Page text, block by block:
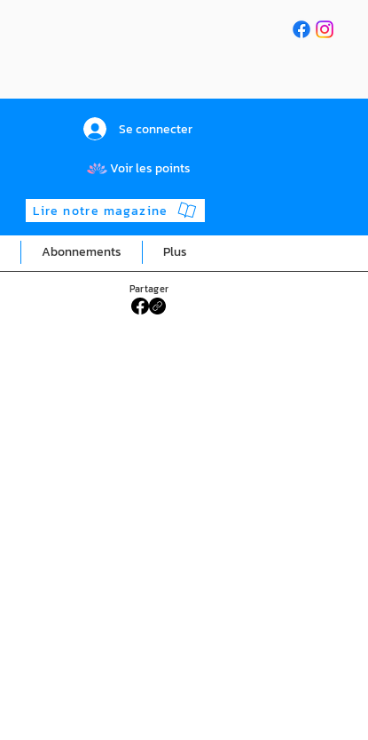
Se connecter
Voir les points
Lire notre magazine
Abonnements Plus
Partager